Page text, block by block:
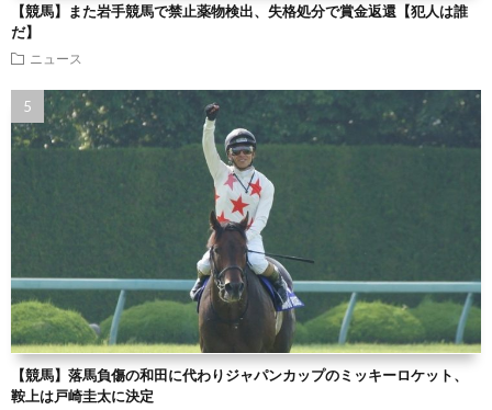
【競馬】また岩手競馬で禁止薬物検出、失格処分で賞金返還【犯人は誰
だ】
ニュース
【競馬】落馬負傷の和田に代わりジャパンカップのミッキーロケット、
鞍上は戸崎圭太に決定